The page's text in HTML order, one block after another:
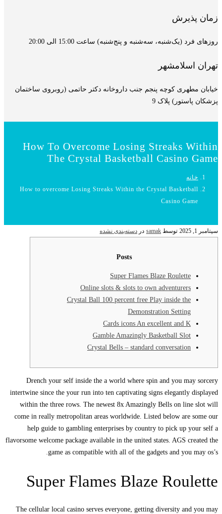
زمان پذیرش
روزهای فرد (یک‌شنبه، سه‌شنبه و پنج‌شنبه) ساعت 15:00 الی 20:00
تهران اسلامشهر
خیابان مطهری کوچه پنجم جنب داروخانه دکتر حاتمی (روبروی ساختمان
پزشکان پاستور) پلاک 9
How To Overcome Losing Streaks Within
The Crystal Basketball Casino Game
خانه
How to overcome Losing Streaks Within the Crystal Basketball
Casino Game
سپتامبر 1, 2025 توسط samak در دسته‌بندی نشده
Posts
Super Flames Blaze Roulette
Online slots & slots to own adventurers
Crystal Ball 100 percent free Play inside the
Demonstration Setting
Cards icons An excellent and K
Gamble Amazingly Basketball Slot
Crystal Bells – standard conversation
Drench your self inside the a world where spin and you may sorcery
intertwine since the your run into ten captivating signs elegantly displayed
within the three rows. The newest 8x Amazingly Bells on line slot will
come in really metropolitan areas worldwide. Listed below are some our
help guide to gambling enterprises by country to pick up your self a
flavorsome welcome package available in the united states. AGS created the
game as compatible with all of the gadgets and you may os’s.
Super Flames Blaze Roulette
The cellular local casino serves everyone, getting diversity and you may